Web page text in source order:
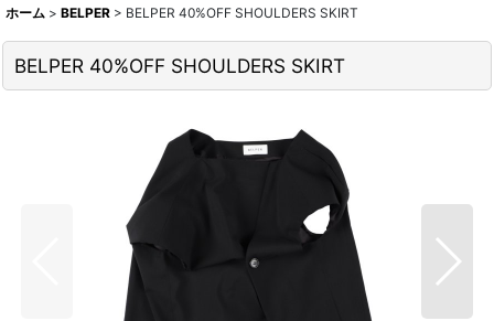
ホーム > BELPER > BELPER 40%OFF SHOULDERS SKIRT
BELPER 40%OFF SHOULDERS SKIRT